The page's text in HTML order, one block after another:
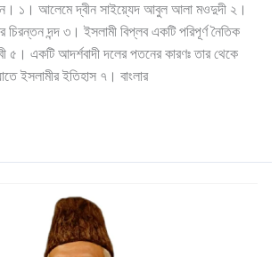
১। আলেমে দ্বীন সাইয়্যেদ আবুল আলা মওদুদী ২।
চিরন্তন দন্দ ৩। ইসলামী বিপ্লব একটি পরিপূর্ণ নৈতিক
৫। একটি আদর্শবাদী দলের পতনের কারণঃ তার থেকে
ইসলামীর ইতিহাস ৭। বাংলার